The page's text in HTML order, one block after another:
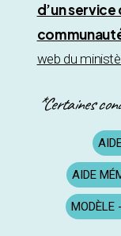
d’un
web du
*Certaines
AIDE
MODÈLE